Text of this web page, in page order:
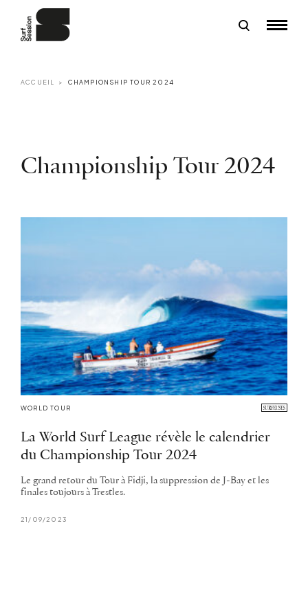
ACCUEIL CHAMPIONSHIP TOUR 2024
Championship Tour 2024
WORLD TOUR
La World Surf League révèle le calendrier
du Championship Tour 2024
Le grand retour du Tour à Fidji, la suppression de J-Bay et les
finales toujours à Trestles.
21/09/2023